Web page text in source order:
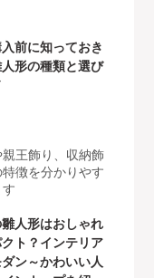
前に知っておき
形の種類と選び
王飾り、収納飾
徴を分かりやす
人形はおしゃれ
ト？インテリア
ン～かわいい人